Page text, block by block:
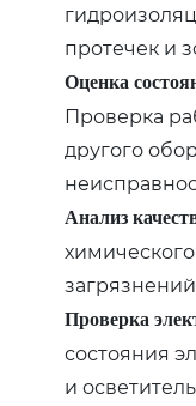
протечек и
Оценка
Проверка
другого
Анализ
Проверка
состояния
и